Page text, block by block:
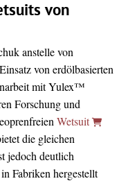
von
anstelle von
von erdölbasierten
mit Yulex™
Forschung und
Wetsuit
die gleichen
jedoch deutlich
Fabriken hergestellt